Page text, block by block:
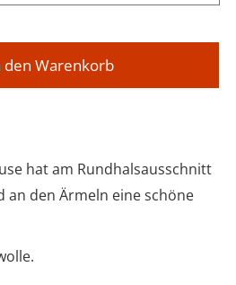
den Warenkorb
hat am Rundhalsausschnitt
an den Ärmeln eine schöne